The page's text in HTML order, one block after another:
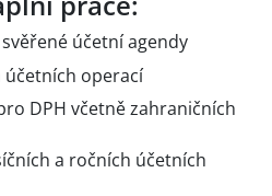
účetní agendy
operací
DPH včetně zahraničních
a ročních účetních